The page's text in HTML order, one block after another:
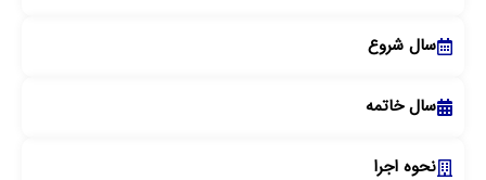
سال شروع
سال خاتمه
نحوه اجرا